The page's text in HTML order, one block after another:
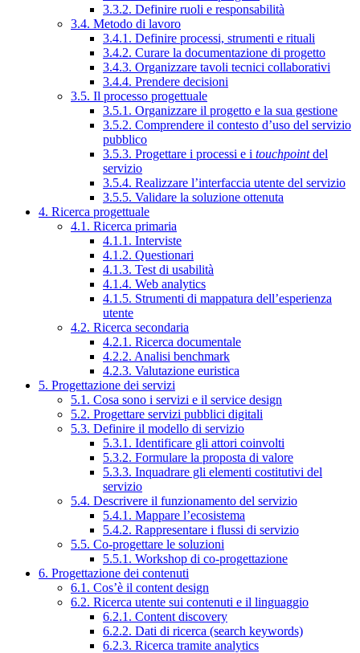
3.3.2. Definire ruoli e responsabilità
3.4. Metodo di lavoro
3.4.1. Definire processi, strumenti e rituali
3.4.2. Curare la documentazione di progetto
3.4.3. Organizzare tavoli tecnici collaborativi
3.4.4. Prendere decisioni
3.5. Il processo progettuale
3.5.1. Organizzare il progetto e la sua gestione
3.5.2. Comprendere il contesto d’uso del servizio
pubblico
3.5.3. Progettare i processi e i touchpointdel
servizio
3.5.4. Realizzare l’interfaccia utente del servizio
3.5.5. Validare la soluzione ottenuta
4. Ricerca progettuale
4.1. Ricerca primaria
4.1.1. Interviste
4.1.2. Questionari
4.1.3. Test di usabilità
4.1.4. Web analytics
4.1.5. Strumenti di mappatura dell’esperienza
utente
4.2. Ricerca secondaria
4.2.1. Ricerca documentale
4.2.2. Analisi benchmark
4.2.3. Valutazione euristica
5. Progettazione dei servizi
5.1. Cosa sono i servizi e il service design
5.2. Progettare servizi pubblici digitali
5.3. Definire il modello di servizio
5.3.1. Identificare gli attori coinvolti
5.3.2. Formulare la proposta di valore
5.3.3. Inquadrare gli elementi costitutivi del
servizio
5.4. Descrivere il funzionamento del servizio
5.4.1. Mappare l’ecosistema
5.4.2. Rappresentare i flussi di servizio
5.5. Co-progettare le soluzioni
5.5.1. Workshop di co-progettazione
6. Progettazione dei contenuti
6.1. Cos’è il content design
6.2. Ricerca utente sui contenuti e il linguaggio
6.2.1. Content discovery
6.2.2. Dati di ricerca (search keywords)
6.2.3. Ricerca tramite analytics